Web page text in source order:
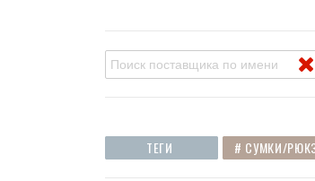
ТЕГИ
# СУМКИ/